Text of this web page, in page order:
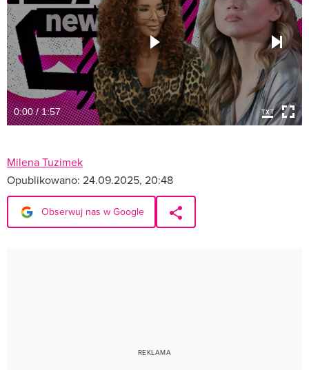
0:00 / 1:57
Milena Tuzimek
Opublikowano: 24.09.2025, 20:48
Obserwuj nas w Google